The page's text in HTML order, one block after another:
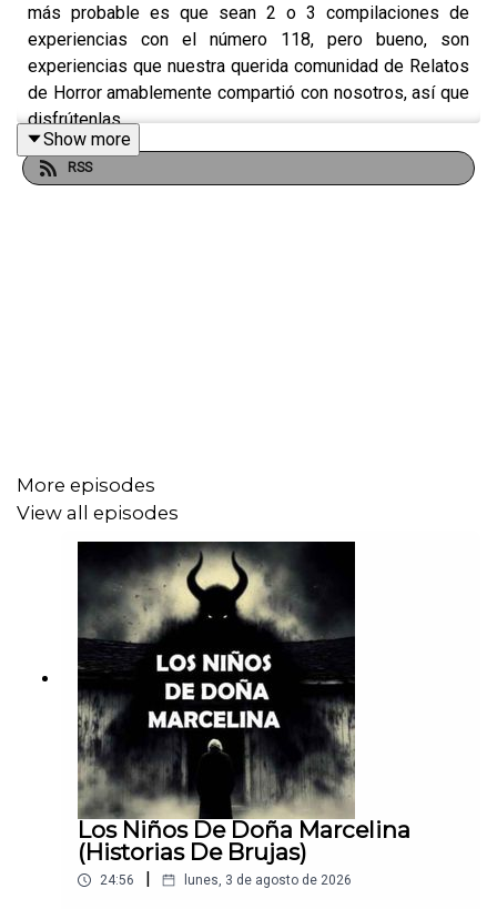
más probable es que sean 2 o 3 compilaciones de
experiencias con el número 118, pero bueno, son
experiencias que nuestra querida comunidad de Relatos
de Horror amablemente compartió con nosotros, así que
disfrútenlas.
Show more
RSS
More episodes
View all episodes
Los Niños De Doña Marcelina
(Historias De Brujas)
24:56 | lunes, 3 de agosto de 2026